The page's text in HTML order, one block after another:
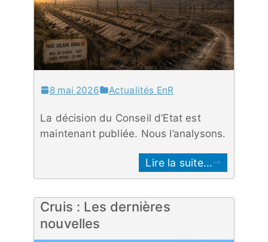
8 mai 2026 Actualités EnR
La décision du Conseil d’Etat est
maintenant publiée. Nous l’analysons.
Lire la suite...
Cruis : Les dernières
nouvelles